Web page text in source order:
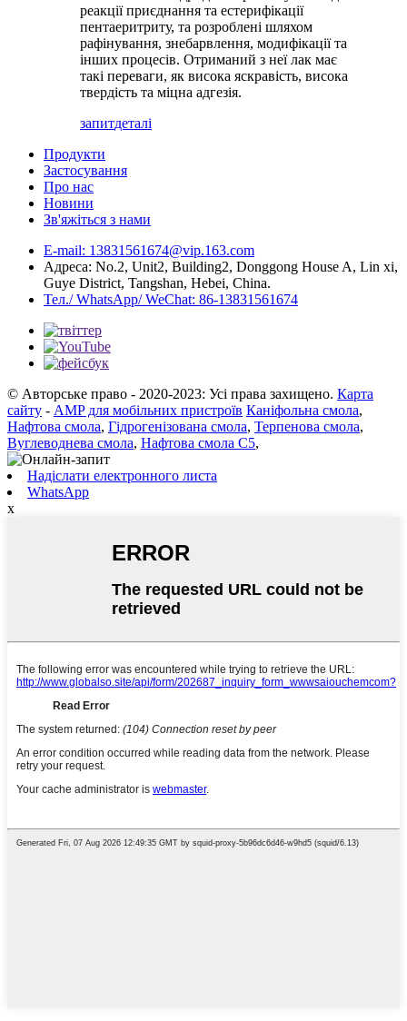
реакції приєднання та естерифікації
пентаеритриту, та розроблені шляхом
рафінування, знебарвлення, модифікації та
інших процесів. Отриманий з неї лак має
такі переваги, як висока яскравість, висока
твердість та міцна адгезія.
запитдеталі
Продукти
Застосування
Про нас
Новини
Зв'яжіться з нами
E-mail: 13831561674@vip.163.com
Адреса: No.2, Unit2, Building2, Donggong House A, Lin xi,
Guye District, Tangshan, Hebei, China.
Тел./ WhatsApp/ WeChat: 86-13831561674
© Авторське право - 2020-2023: Усі права захищено. Карта
сайту - AMP для мобільних пристроїв Каніфольна смола,
Нафтова смола, Гідрогенізована смола, Терпенова смола,
Вуглеводнева смола, Нафтова смола C5,
Надіслати електронного листа
WhatsApp
x